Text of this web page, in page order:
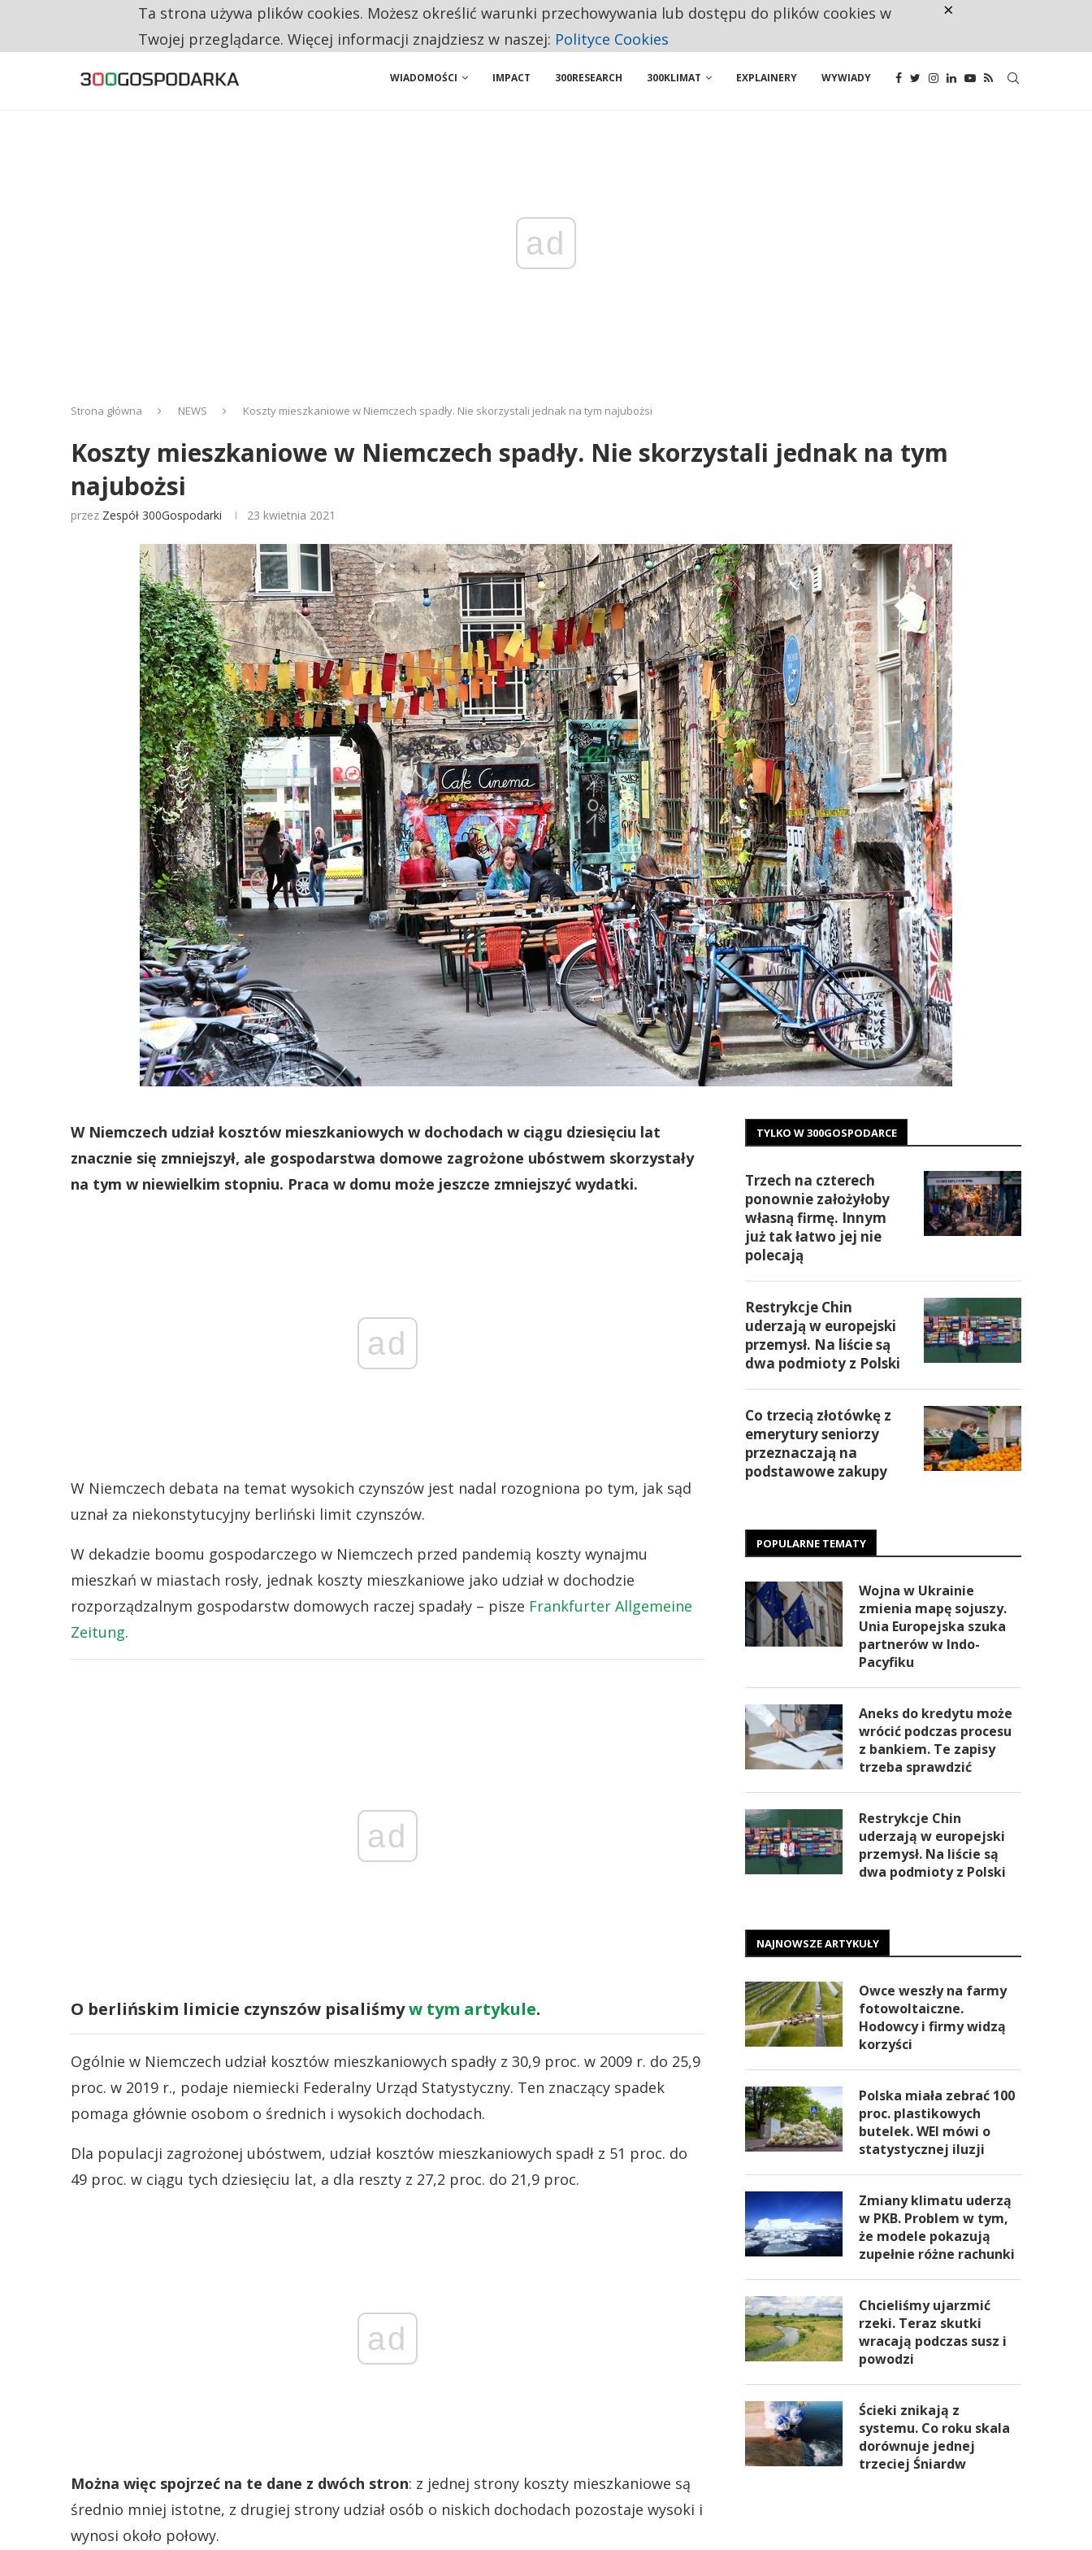
CO TRZECIĄ ZŁOTÓWKĘ Z EMERYTURY SENIORZY PRZEZNACZAJĄ NA PODSTAWOWE ZAKUPY
WIADOMOŚCI IMPACT 300RESEARCH 300KLIMAT EXPLAINERY WYWIADY
ad
Strona główna NEWS Koszty mieszkaniowe w Niemczech spadły. Nie skorzystali jednak na tym najubożsi
Koszty mieszkaniowe w Niemczech spadły. Nie skorzystali jednak na tym
najubożsi
przez Zespół 300Gospodarki 23 kwietnia 2021
W Niemczech udział kosztów mieszkaniowych w dochodach w ciągu dziesięciu lat
znacznie się zmniejszył, ale gospodarstwa domowe zagrożone ubóstwem skorzystały
na tym w niewielkim stopniu. Praca w domu może jeszcze zmniejszyć wydatki.
ad
W Niemczech debata na temat wysokich czynszów jest nadal rozogniona po tym, jak sąd
uznał za niekonstytucyjny berliński limit czynszów.
W dekadzie boomu gospodarczego w Niemczech przed pandemią koszty wynajmu
mieszkań w miastach rosły, jednak koszty mieszkaniowe jako udział w dochodzie
rozporządzalnym gospodarstw domowych raczej spadały – pisze Frankfurter Allgemeine
Zeitung.
ad
O berlińskim limicie czynszów pisaliśmyw tym artykule.
Ogólnie w Niemczech udział kosztów mieszkaniowych spadły z 30,9 proc. w 2009 r. do 25,9
proc. w 2019 r., podaje niemiecki Federalny Urząd Statystyczny. Ten znaczący spadek
pomaga głównie osobom o średnich i wysokich dochodach.
Dla populacji zagrożonej ubóstwem, udział kosztów mieszkaniowych spadł z 51 proc. do
49 proc. w ciągu tych dziesięciu lat, a dla reszty z 27,2 proc. do 21,9 proc.
ad
Można więc spojrzeć na te dane z dwóch stron: z jednej strony koszty mieszkaniowe są
średnio mniej istotne, z drugiej strony udział osób o niskich dochodach pozostaje wysoki i
wynosi około połowy.
TYLKO W 300GOSPODARCE
Trzech na czterech
ponownie założyłoby
własną firmę. Innym
już tak łatwo jej nie
polecają
Restrykcje Chin
uderzają w europejski
przemysł. Na liście są
dwa podmioty z Polski
Co trzecią złotówkę z
emerytury seniorzy
przeznaczają na
podstawowe zakupy
POPULARNE TEMATY
Wojna w Ukrainie
zmienia mapę sojuszy.
Unia Europejska szuka
partnerów w Indo-
Pacyfiku
Aneks do kredytu może
wrócić podczas procesu
z bankiem. Te zapisy
trzeba sprawdzić
Restrykcje Chin
uderzają w europejski
przemysł. Na liście są
dwa podmioty z Polski
NAJNOWSZE ARTYKUŁY
Owce weszły na farmy
fotowoltaiczne.
Hodowcy i firmy widzą
korzyści
Polska miała zebrać 100
proc. plastikowych
butelek. WEI mówi o
statystycznej iluzji
Zmiany klimatu uderzą
w PKB. Problem w tym,
że modele pokazują
zupełnie różne rachunki
Chcieliśmy ujarzmić
rzeki. Teraz skutki
wracają podczas susz i
powodzi
Ścieki znikają z
systemu. Co roku skala
dorównuje jednej
trzeciej Śniardw
Ta strona używa plików cookies. Możesz określić warunki przechowywania lub dostępu do plików cookies w
Twojej przeglądarce. Więcej informacji znajdziesz w naszej: Polityce Cookies
×